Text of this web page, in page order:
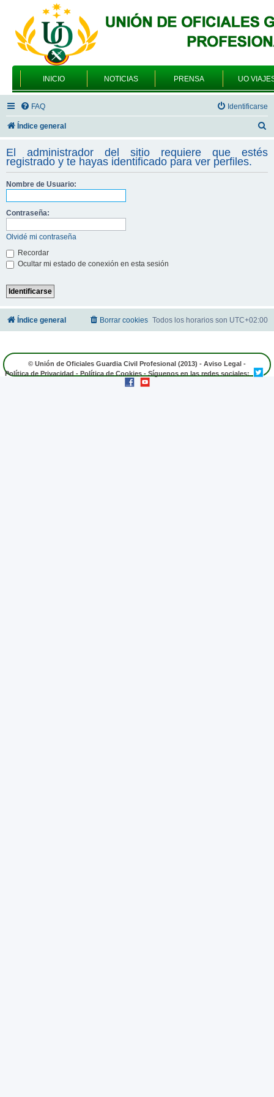
INICIO NOTICIAS PRENSA UO
FAQ Identificarse
Índice general
s
c
El administrador del sitio requiere que estés
registrado y te hayas identificado para ver perfiles.
Nombre de Usuario:
Contraseña:
Olvidé mi contraseña
Recordar
Ocultar mi estado de conexión en esta sesión
Índice general Todos los horarios son UTC+02:00
Borrar cookies
© Unión de Oficiales Guardia Civil Profesional (2013) - Aviso Legal -
Política de Privacidad - Política de Cookies - Síguenos en las redes sociales: